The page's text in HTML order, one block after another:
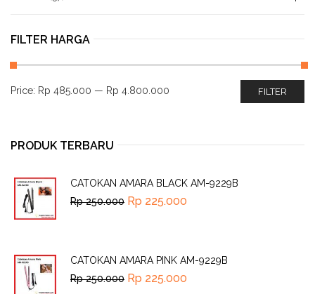
FILTER HARGA
FILTER
Price: Rp 485.000 — Rp 4.800.000
PRODUK TERBARU
CATOKAN AMARA BLACK AM-9229B
Rp250.000 Rp 225.000
CATOKAN AMARA PINK AM-9229B
Rp250.000 Rp 225.000